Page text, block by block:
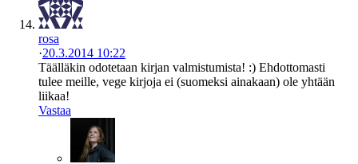
rosa
·20.3.2014 10:22
Täälläkin odotetaan kirjan valmistumista! :) Ehdottomasti
tulee meille, vege kirjoja ei (suomeksi ainakaan) ole yhtään
liikaa!
Vastaa